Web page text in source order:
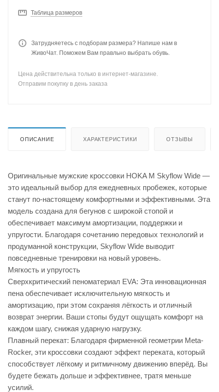
Таблица размеров
Затрудняетесь с подборам размера? Напише нам в
ЖивоЧат. Поможем Вам правльно выбрать обувь.
Цена действительна только в интернет-магазине.
Отправим покупку в день заказа
ОПИСАНИЕ ХАРАКТЕРИСТИКИ ОТЗЫВЫ
Оригинальные мужские кроссовки HOKA M Skyflow Wide —
это идеальный выбор для ежедневных пробежек, которые
станут по-настоящему комфортными и эффективными. Эта
модель создана для бегунов с широкой стопой и
обеспечивает максимум амортизации, поддержки и
упругости. Благодаря сочетанию передовых технологий и
продуманной конструкции, Skyflow Wide выводит
повседневные тренировки на новый уровень.
Мягкость и упругость
Сверхкритический пеноматериал EVA: Эта инновационная
пена обеспечивает исключительную мягкость и
амортизацию, при этом сохраняя лёгкость и отличный
возврат энергии. Ваши стопы будут ощущать комфорт на
каждом шагу, снижая ударную нагрузку.
Плавный перекат: Благодаря фирменной геометрии Meta-
Rocker, эти кроссовки создают эффект переката, который
способствует лёгкому и ритмичному движению вперёд. Вы
будете бежать дольше и эффективнее, тратя меньше
усилий.